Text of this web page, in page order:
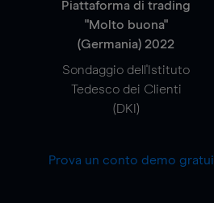
Piattaforma di trading
"Molto buona"
(Germania) 2022
Sondaggio dell'Istituto
Tedesco dei Clienti
(DKI)
Prova un conto demo